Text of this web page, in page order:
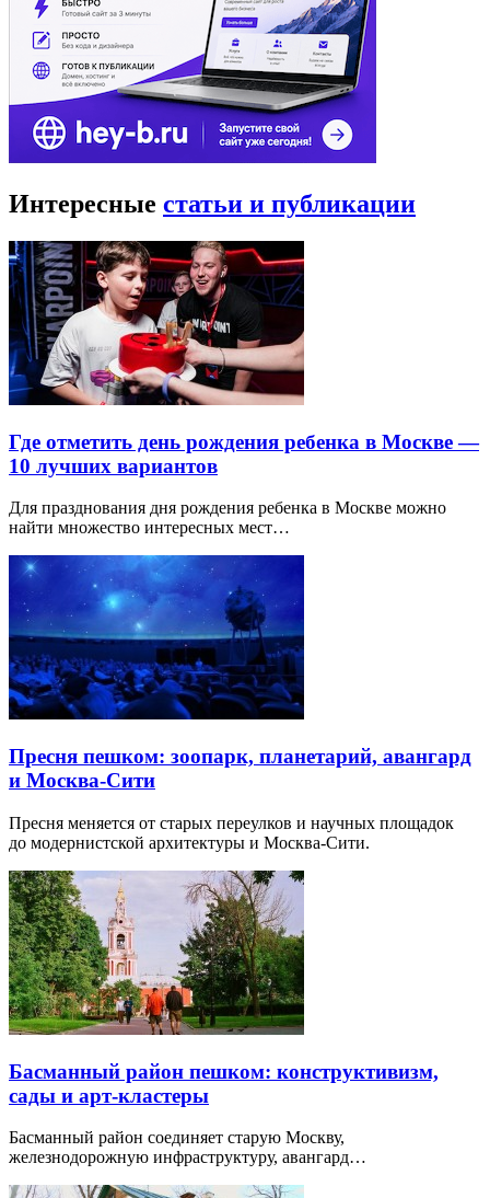
Интересные статьи и публикации
Где отметить день рождения ребенка в Москве —
10 лучших вариантов
Для празднования дня рождения ребенка в Москве можно
найти множество интересных мест…
Пресня пешком: зоопарк, планетарий, авангард
и Москва-Сити
Пресня меняется от старых переулков и научных площадок
до модернистской архитектуры и Москва-Сити.
Басманный район пешком: конструктивизм,
сады и арт-кластеры
Басманный район соединяет старую Москву,
железнодорожную инфраструктуру, авангард…